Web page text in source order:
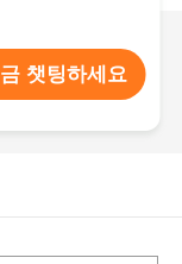
챗팅하세요